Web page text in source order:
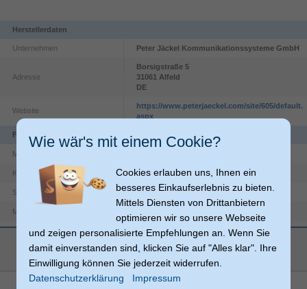
Herstellerdaten
Unternehmen Peter Jäckel Kommunikationssysteme GmbH
Adresse
Borsigstraße 5
31061
Alfeld
DE
Website
https://www.peterjaeckel.com/site/605/default.
aspx
Funktionen
Maximale Bildschirmgröße
Kompatibilität Edge 60 Fusion
Schutzfunktion Fallbeständig, Kratzresistent
Markenkompatibilität
Schutzart Klare Bildschirmschutzfolie
Leistungen
mehr anzeigen
Wie wär's mit einem Cookie?
Cookies erlauben uns, Ihnen ein
besseres Einkaufserlebnis zu bieten.
Mittels Diensten von Drittanbietern
optimieren wir so unsere Webseite
und zeigen personalisierte Empfehlungen an. Wenn Sie
damit einverstanden sind, klicken Sie auf "Alles klar". Ihre
Einwilligung können Sie jederzeit widerrufen.
Datenschutzerklärung
Impressum